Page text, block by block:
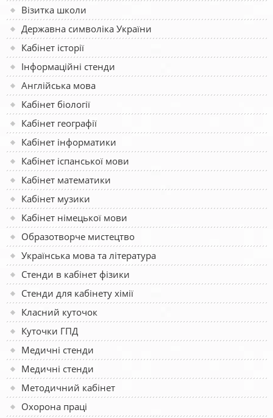
Візитка школи
Державна символіка України
Кабінет історії
Інформаційні стенди
Англійська мова
Кабінет біології
Кабінет географії
Кабінет інформатики
Кабінет іспанської мови
Кабінет математики
Кабінет музики
Кабінет німецької мови
Образотворче мистецтво
Українська мова та література
Стенди в кабінет фізики
Стенди для кабінету хімії
Класний куточок
Куточки ГПД
Медичні стенди
Медичні стенди
Методичний кабінет
Охорона праці